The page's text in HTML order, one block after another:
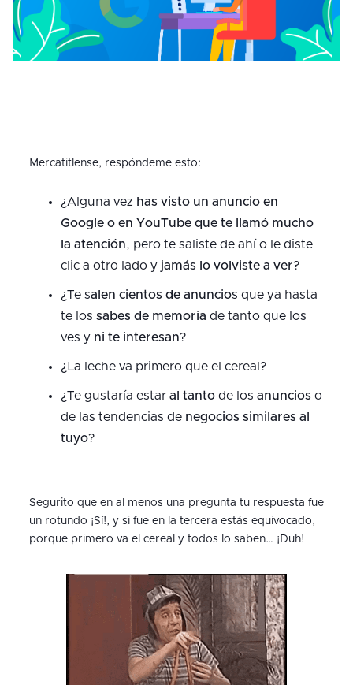
Mercatitlense, respóndeme esto:
¿Alguna vez has visto un anuncio en
Google o en YouTube que te llamó mucho
la atención, pero te saliste de ahí o le diste
clic a otro lado yjamás lo volviste a ver?
¿Te salen cientos de anuncios que ya hasta
te los sabes de memoria de tanto que los
ves yni te interesan?
¿La leche va primero que el cereal?
¿Te gustaría estar al tantode los anuncios o
de las tendencias de negocios similares al
tuyo?
Segurito que en al menos una pregunta tu respuesta fue
un rotundo ¡Sí!, y si fue en la tercera estás equivocado,
porque primero va el cereal y todos lo saben… ¡Duh!